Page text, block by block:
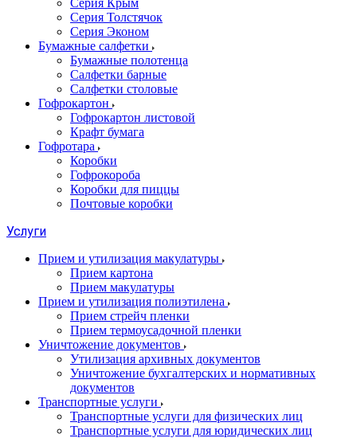
Серия Толстячок
Серия Эконом
Бумажные салфетки
Бумажные полотенца
Салфетки барные
Салфетки столовые
Гофрокартон
Гофрокартон листовой
Крафт бумага
Гофротара
Коробки
Гофрокороба
Коробки для пиццы
Почтовые коробки
Услуги
Прием и утилизация макулатуры
Прием картона
Прием макулатуры
Прием и утилизация полиэтилена
Прием стрейч пленки
Прием термоусадочной пленки
Уничтожение документов
Утилизация архивных документов
Уничтожение бухгалтерских и нормативных
документов
Транспортные услуги
Транспортные услуги для физических лиц
Транспортные услуги для юридических лиц